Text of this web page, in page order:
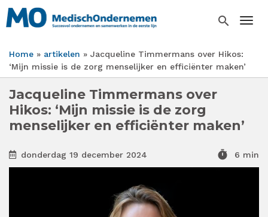
Overslaan
en
inhoud
gaan
search
Kruimelpad
Home artikelen
Jacqueline Timmermans over Hikos:
‘Mijn missie is de zorg menselijker en efficiënter maken’
Jacqueline Timmermans over
Hikos: ‘Mijn missie is de zorg
menselijker en efficiënter maken’
donderdag 19 december 2024 timer 6 min